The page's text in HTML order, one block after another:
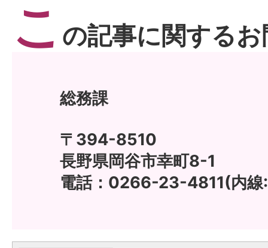
こ の記事に関する
総務課
〒394-8510
長野県岡谷市幸町8-1
電話：0266-23-4811(内